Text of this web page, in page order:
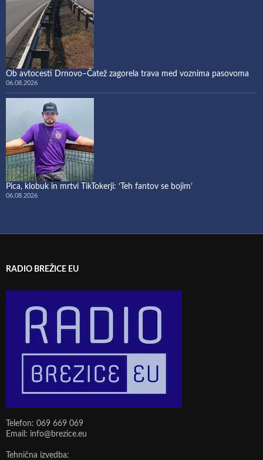
Ob avtocesti Drnovo–Čatež zagorela trava med voznima pasovoma
06.08.2026
Pica, klobuk in mrtvi TikTokerji: ‘Teh fantov se bojim’
06.08.2026
RADIO BREŽICE EU
Telefon: 069 669 069
Email: info@brezice.eu
Tehnična izvedba: